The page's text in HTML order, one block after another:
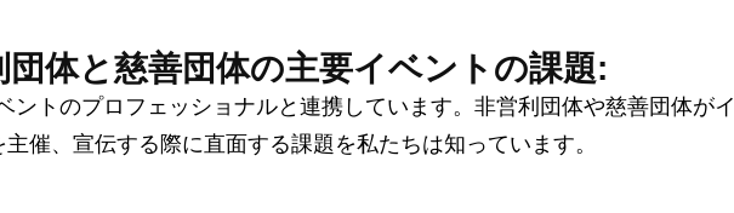
団体と慈善団体の主要イベントの課題:
ントのプロフェッショナルと連携しています。非営利団体や慈善団体がイ
催、宣伝する際に直面する課題を私たちは知っています。